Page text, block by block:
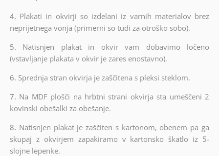
4. Plakati in okvirji so izdelani iz varnih materialov brez
neprijetnega vonja (primerni so tudi za otroško sobo).
5. Natisnjen plakat in okvir vam dobavimo ločeno
(vstavljanje plakata v okvir je zares enostavno).
6. Sprednja stran okvirja je zaščitena s pleksi steklom.
7. Na MDF plošči na hrbtni strani okvirja sta umeščeni 2
kovinski obešalki za obešanje.
8. Natisnjen plakat je zaščiten s kartonom, obenem pa ga
skupaj z okvirjem zapakiramo v kartonsko škatlo iz 5-
slojne lepenke.